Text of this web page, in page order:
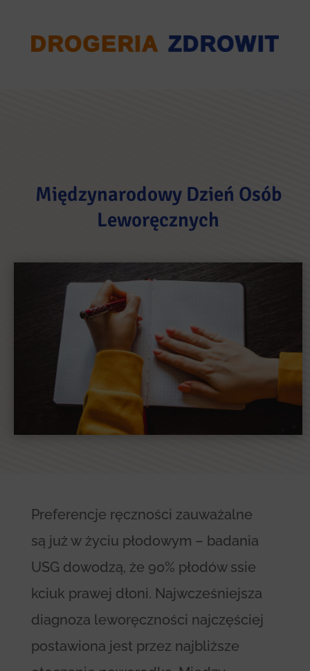
Międzynarodowy Dzień Osób
Leworęcznych
Preferencje ręczności zauważalne
są już w życiu płodowym – badania
USG dowodzą, że 90% płodów ssie
kciuk prawej dłoni. Najwcześniejsza
diagnoza leworęczności najczęściej
postawiona jest przez najbliższe